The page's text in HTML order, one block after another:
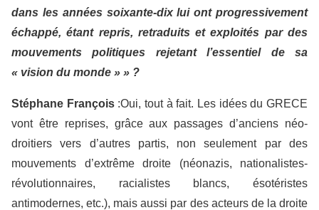
dans les années soixante-dix lui ont progressivement
échappé, étant repris, retraduits et exploités par des
mouvements politiques rejetant l’essentiel de sa
« vision du monde » » ?
Stéphane François :Oui, tout à fait. Les idées du GRECE
vont être reprises, grâce aux passages d’anciens néo-
droitiers vers d’autres partis, non seulement par des
mouvements d’extrême droite (néonazis, nationalistes-
révolutionnaires, racialistes blancs, ésotéristes
antimodernes, etc.), mais aussi par des acteurs de la droite